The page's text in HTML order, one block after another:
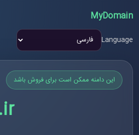
MyDomain
Language
این دامنه ممکن است برای فروش باشد